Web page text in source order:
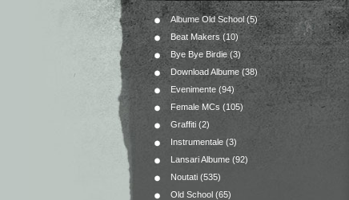
Albume Old School(5)
Beat Makers(10)
Bye Bye Birdie(3)
Download Albume (38)
Evenimente (94)
Female MCs (105)
Graffiti (2)
Instrumentale (3)
Lansari Albume (92)
Noutati (535)
Old School (65)